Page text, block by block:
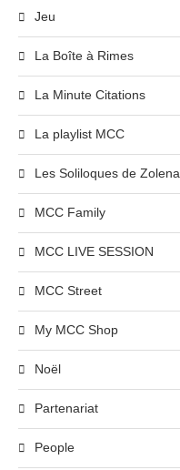
Jeu
La Boîte à Rimes
La Minute Citations
La playlist MCC
Les Soliloques de Zolena
MCC Family
MCC LIVE SESSION
MCC Street
My MCC Shop
Noël
Partenariat
People